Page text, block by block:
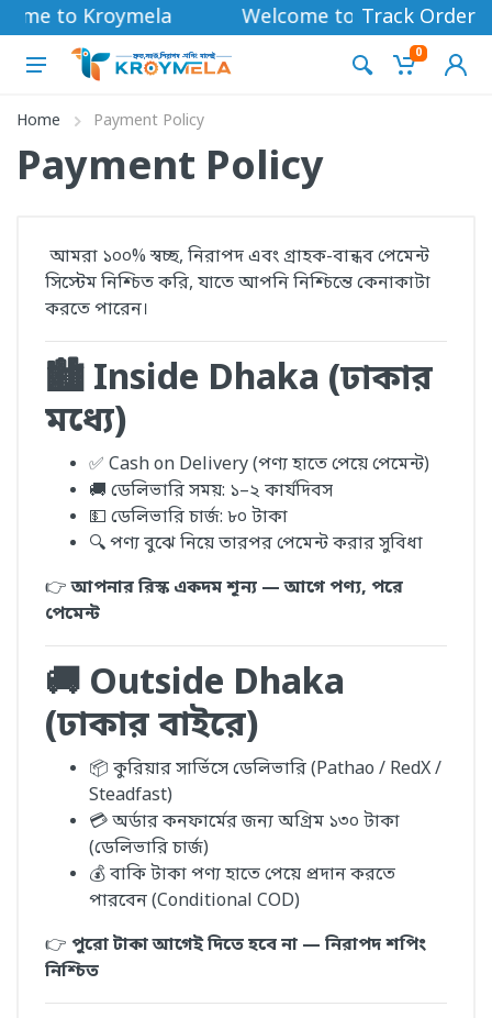
to Kroymela Welcome to Kroymela
Track Order
0
Home Payment Policy
Payment Policy
আমরা ১০০% স্বচ্ছ, নিরাপদ এবং গ্রাহক-বান্ধব পেমেন্ট
সিস্টেম নিশ্চিত করি, যাতে আপনি নিশ্চিন্তে কেনাকাটা
করতে পারেন।
🏙️ Inside Dhaka (ঢাকার
মধ্যে)
✅ Cash on Delivery (পণ্য হাতে পেয়ে পেমেন্ট)
🚚 ডেলিভারি সময়: ১–২ কার্যদিবস
💵 ডেলিভারি চার্জ: ৮০ টাকা
🔍 পণ্য বুঝে নিয়ে তারপর পেমেন্ট করার সুবিধা
👉আপনার রিস্ক একদম শূন্য — আগে পণ্য, পরে
পেমেন্ট
🚚 Outside Dhaka
(ঢাকার বাইরে)
📦 কুরিয়ার সার্ভিসে ডেলিভারি (Pathao / RedX /
Steadfast)
💳 অর্ডার কনফার্মের জন্য অগ্রিম ১৩০ টাকা
(ডেলিভারি চার্জ)
💰 বাকি টাকা পণ্য হাতে পেয়ে প্রদান করতে
পারবেন (Conditional COD)
👉 পুরো টাকা আগেই দিতে হবে না — নিরাপদ শপিং
নিশ্চিত